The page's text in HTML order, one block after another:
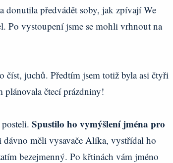
donutila předvádět soby, jak zpívají We
Po vystoupení jsme se mohli vrhnout na
číst, juchů. Předtím jsem totiž byla asi čtyři
plánovala čtecí prázdniny!
Spustilo ho vymýšlení jména pro
měli vysavače Alíka, vystřídal ho
bezejmenný. Po křtinách vám jméno